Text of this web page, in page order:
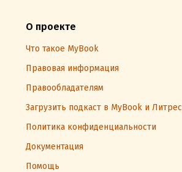
О проекте
Что такое MyBook
Правовая информация
Правообладателям
Загрузить подкаст в MyBook и Литрес
Политика конфиденциальности
Документация
Помощь